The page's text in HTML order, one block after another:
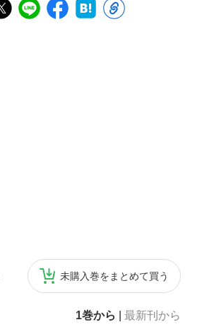
未購入巻をまとめて買う
1巻から 最新刊から